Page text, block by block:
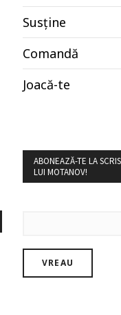
Susține
Comandă
Joacă-te
ABONEAZĂ-TE LA
LUI MOTANOV!